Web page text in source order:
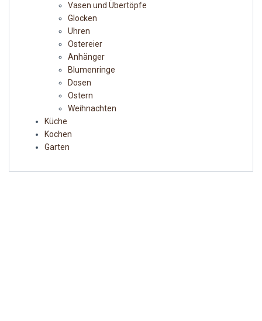
Vasen und Übertöpfe
Glocken
Uhren
Ostereier
Anhänger
Blumenringe
Dosen
Ostern
Weihnachten
Küche
Kochen
Garten